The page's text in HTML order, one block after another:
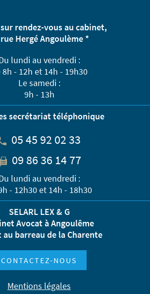
rendez-vous au cabinet,
Hergé Angoulème *
lundi au vendredi :
8h - 12h et 14h - 19h30
Le samedi :
9h - 13h
secrétariat téléphonique
05 45 92 02 33
09 86 36 14 77
lundi au vendredi :
- 12h30 et 14h - 18h30
SELARL LEX & G
Avocat à Angoulême
au barreau de la Charente
CONTACTEZ-NOUS
Mentions légales